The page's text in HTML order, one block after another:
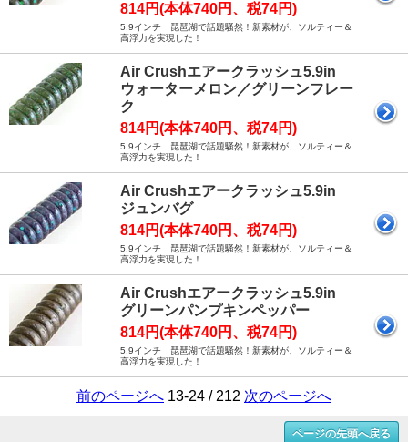
814円(本体740円、税74円)
5.9インチ 琵琶湖で話題騒然！新素材が、ソルティー＆
高浮力を実現した！
Air Crushエアークラッシュ5.9in
ウォーターメロン／グリーンフレー
ク
814円(本体740円、税74円)
5.9インチ 琵琶湖で話題騒然！新素材が、ソルティー＆
高浮力を実現した！
Air Crushエアークラッシュ5.9in
ジュンバグ
814円(本体740円、税74円)
5.9インチ 琵琶湖で話題騒然！新素材が、ソルティー＆
高浮力を実現した！
Air Crushエアークラッシュ5.9in
グリーンパンプキンペッパー
814円(本体740円、税74円)
5.9インチ 琵琶湖で話題騒然！新素材が、ソルティー＆
高浮力を実現した！
前のページへ 13-24 / 212 次のページへ
ページの先頭へ戻る